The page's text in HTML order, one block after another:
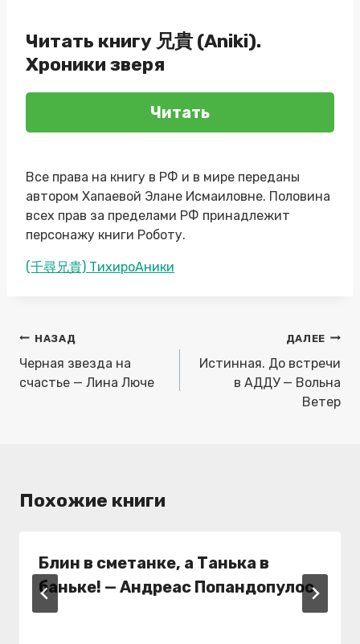
Читать книгу 兄貴 (Aniki).
Хроники зверя
Читать
Все права на книгу в РФ и в мире переданы
автором Хапаевой Элане Исмаиловне. Половина
всех прав за пределами РФ принадлежит
персонажу книги Роботу.
Метки
(千尋兄貴) ТихироАники
Навигация
по
записям
НАЗАД
Черная звезда на
счастье — Лина Люче
ДАЛЕЕ
Истинная. До встречи
в АДДУ — Вольна
Ветер
Похожие книги
Блин в сметанке, а Танька в
баньке! — Андреас Попандопулос